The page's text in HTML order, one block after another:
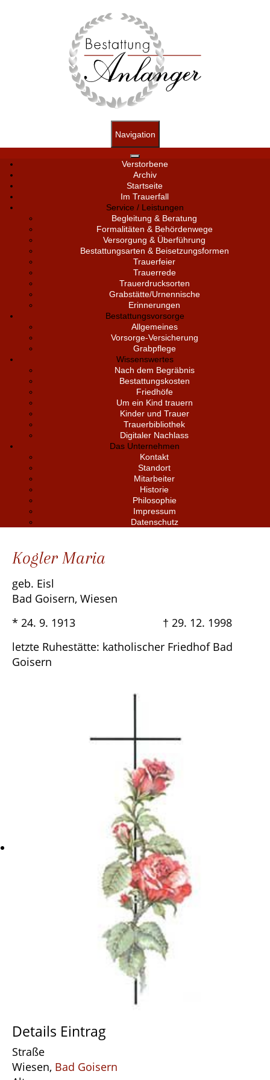
Navigation
Verstorbene
Archiv
Startseite
Im Trauerfall
Service / Leistungen
Begleitung & Beratung
Formalitäten & Behördenwege
Versorgung & Überführung
Bestattungsarten & Beisetzungsformen
Trauerfeier
Trauerrede
Trauerdrucksorten
Grabstätte/Urnennische
Erinnerungen
Bestattungsvorsorge
Allgemeines
Vorsorge-Versicherung
Grabpflege
Wissenswertes
Nach dem Begräbnis
Bestattungskosten
Friedhöfe
Um ein Kind trauern
Kinder und Trauer
Trauerbibliothek
Digitaler Nachlass
Das Unternehmen
Kontakt
Standort
Mitarbeiter
Historie
Philosophie
Impressum
Datenschutz
Kogler Maria
geb. Eisl
Bad Goisern, Wiesen
* 24. 9. 1913 † 29. 12. 1998
letzte Ruhestätte: katholischer Friedhof Bad
Goisern
Details Eintrag
Straße
Wiesen, Bad Goisern